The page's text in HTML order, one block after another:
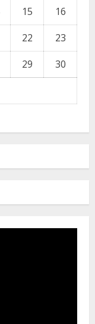
15
16
22
23
29
30